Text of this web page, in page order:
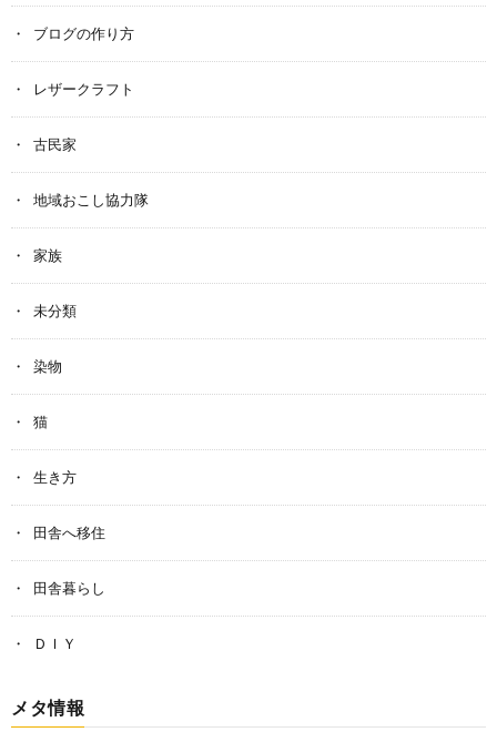
ブログの作り方
レザークラフト
古民家
地域おこし協力隊
家族
未分類
染物
猫
生き方
田舎へ移住
田舎暮らし
ＤＩＹ
メタ情報